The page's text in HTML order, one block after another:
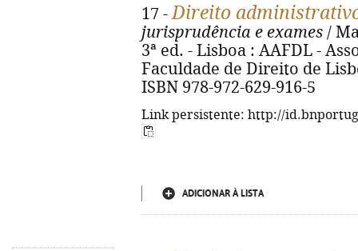
17 -Direito
jurisprudência e exames /
3ª ed. - Lisboa : AAFDL -
Faculdade de Direito de
ISBN 978-972-629-916-5
Link persistente: http://
ADICIONAR À LISTA